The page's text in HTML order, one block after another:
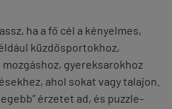
ha a fő cél a kényelmes,
küzdősportokhoz,
gyereksarokhoz
ahol sokat vagy talajon.
érzetet ad, és puzzle-